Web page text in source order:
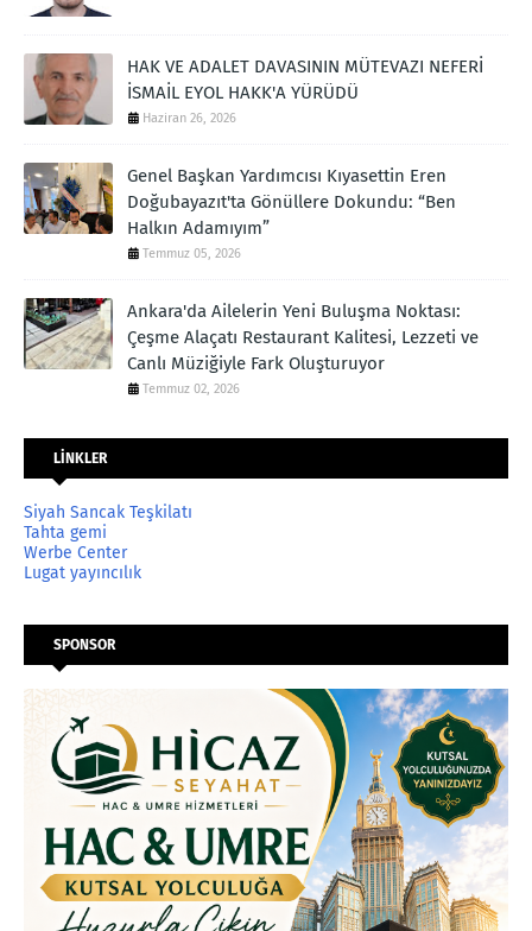
HAK VE ADALET DAVASININ MÜTEVAZI NEFERİ
İSMAİL EYOL HAKK'A YÜRÜDÜ
Haziran 26, 2026
Genel Başkan Yardımcısı Kıyasettin Eren
Doğubayazıt'ta Gönüllere Dokundu: “Ben
Halkın Adamıyım”
Temmuz 05, 2026
Ankara'da Ailelerin Yeni Buluşma Noktası:
Çeşme Alaçatı Restaurant Kalitesi, Lezzeti ve
Canlı Müziğiyle Fark Oluşturuyor
Temmuz 02, 2026
LİNKLER
Siyah Sancak Teşkilatı
Tahta gemi
Werbe Center
Lugat yayıncılık
SPONSOR